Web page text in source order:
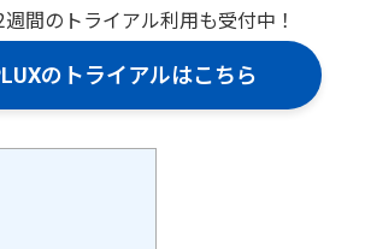
間のトライアル利用も受付中！
のトライアルはこちら